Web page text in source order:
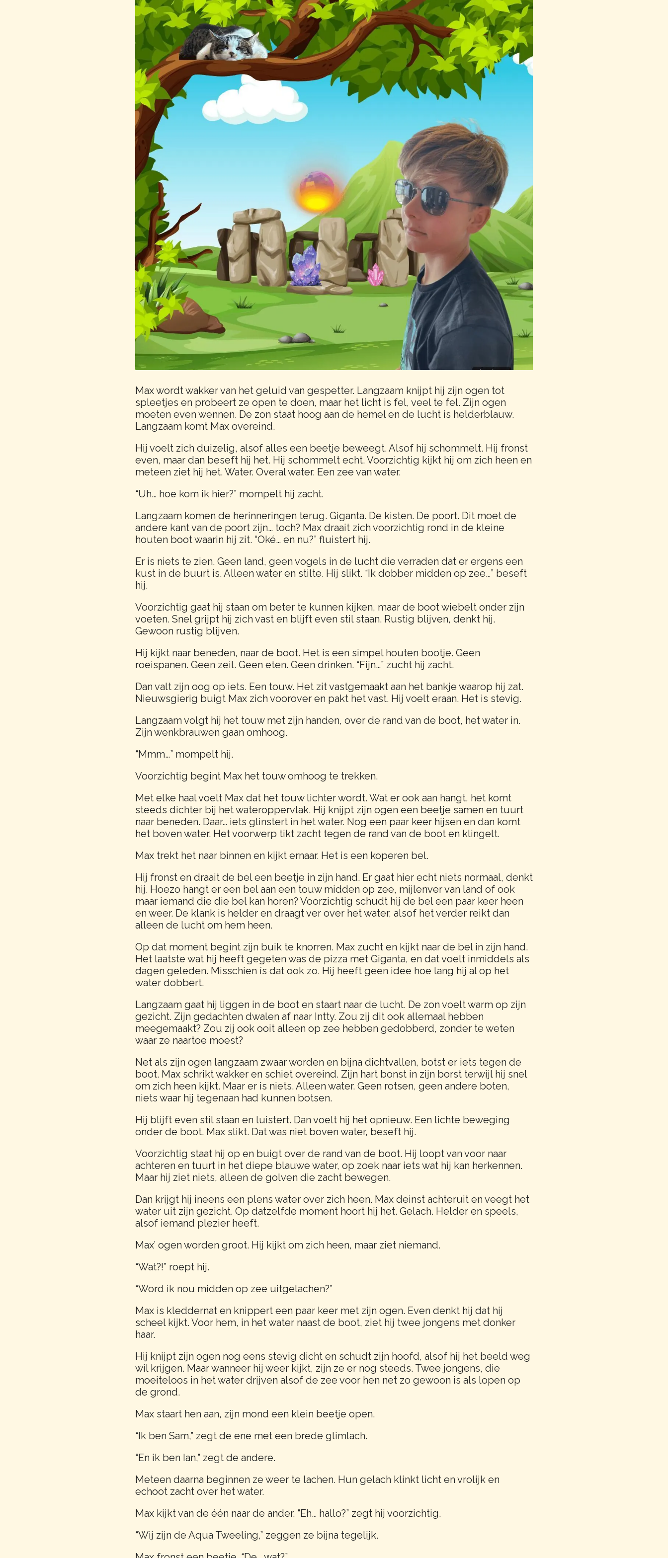
Max wordt wakker van het geluid van gespetter. Langzaam knijpt hij zijn ogen tot
spleetjes en probeert ze open te doen, maar het licht is fel, veel te fel. Zijn ogen
moeten even wennen. De zon staat hoog aan de hemel en de lucht is helderblauw.
Langzaam komt Max overeind.
Hij voelt zich duizelig, alsof alles een beetje beweegt. Alsof hij schommelt. Hij fronst
even, maar dan beseft hij het. Hij schommelt echt. Voorzichtig kijkt hij om zich heen en
meteen ziet hij het. Water. Overal water. Een zee van water.
“Uh… hoe kom ik hier?” mompelt hij zacht.
Langzaam komen de herinneringen terug. Giganta. De kisten. De poort. Dit moet de
andere kant van de poort zijn… toch? Max draait zich voorzichtig rond in de kleine
houten boot waarin hij zit. “Oké… en nu?” fluistert hij.
Er is niets te zien. Geen land, geen vogels in de lucht die verraden dat er ergens een
kust in de buurt is. Alleen water en stilte. Hij slikt. “Ik dobber midden op zee…” beseft
hij.
Voorzichtig gaat hij staan om beter te kunnen kijken, maar de boot wiebelt onder zijn
voeten. Snel grijpt hij zich vast en blijft even stil staan. Rustig blijven, denkt hij.
Gewoon rustig blijven.
Hij kijkt naar beneden, naar de boot. Het is een simpel houten bootje. Geen
roeispanen. Geen zeil. Geen eten. Geen drinken. “Fijn…” zucht hij zacht.
Dan valt zijn oog op iets. Een touw. Het zit vastgemaakt aan het bankje waarop hij zat.
Nieuwsgierig buigt Max zich voorover en pakt het vast. Hij voelt eraan. Het is stevig.
Langzaam volgt hij het touw met zijn handen, over de rand van de boot, het water in.
Zijn wenkbrauwen gaan omhoog.
“Mmm…” mompelt hij.
Voorzichtig begint Max het touw omhoog te trekken.
Met elke haal voelt Max dat het touw lichter wordt. Wat er ook aan hangt, het komt
steeds dichter bij het wateroppervlak. Hij knijpt zijn ogen een beetje samen en tuurt
naar beneden. Daar… iets glinstert in het water. Nog een paar keer hijsen en dan komt
het boven water. Het voorwerp tikt zacht tegen de rand van de boot en klingelt.
Max trekt het naar binnen en kijkt ernaar. Het is een koperen bel.
Hij fronst en draait de bel een beetje in zijn hand. Er gaat hier echt niets normaal, denkt
hij. Hoezo hangt er een bel aan een touw midden op zee, mijlenver van land of ook
maar iemand die die bel kan horen? Voorzichtig schudt hij de bel een paar keer heen
en weer. De klank is helder en draagt ver over het water, alsof het verder reikt dan
alleen de lucht om hem heen.
Op dat moment begint zijn buik te knorren. Max zucht en kijkt naar de bel in zijn hand.
Het laatste wat hij heeft gegeten was de pizza met Giganta, en dat voelt inmiddels als
dagen geleden. Misschien ís dat ook zo. Hij heeft geen idee hoe lang hij al op het
water dobbert.
Langzaam gaat hij liggen in de boot en staart naar de lucht. De zon voelt warm op zijn
gezicht. Zijn gedachten dwalen af naar Intty. Zou zij dit ook allemaal hebben
meegemaakt? Zou zij ook ooit alleen op zee hebben gedobberd, zonder te weten
waar ze naartoe moest?
Net als zijn ogen langzaam zwaar worden en bijna dichtvallen, botst er iets tegen de
boot. Max schrikt wakker en schiet overeind. Zijn hart bonst in zijn borst terwijl hij snel
om zich heen kijkt. Maar er is niets. Alleen water. Geen rotsen, geen andere boten,
niets waar hij tegenaan had kunnen botsen.
Hij blijft even stil staan en luistert. Dan voelt hij het opnieuw. Een lichte beweging
onder de boot. Max slikt. Dat was niet boven water, beseft hij.
Voorzichtig staat hij op en buigt over de rand van de boot. Hij loopt van voor naar
achteren en tuurt in het diepe blauwe water, op zoek naar iets wat hij kan herkennen.
Maar hij ziet niets, alleen de golven die zacht bewegen.
Dan krijgt hij ineens een plens water over zich heen. Max deinst achteruit en veegt het
water uit zijn gezicht. Op datzelfde moment hoort hij het. Gelach. Helder en speels,
alsof iemand plezier heeft.
Max’ ogen worden groot. Hij kijkt om zich heen, maar ziet niemand.
“Wat?!” roept hij.
“Word ik nou midden op zee uitgelachen?”
Max is kleddernat en knippert een paar keer met zijn ogen. Even denkt hij dat hij
scheel kijkt. Voor hem, in het water naast de boot, ziet hij twee jongens met donker
haar.
Hij knijpt zijn ogen nog eens stevig dicht en schudt zijn hoofd, alsof hij het beeld weg
wil krijgen. Maar wanneer hij weer kijkt, zijn ze er nog steeds. Twee jongens, die
moeiteloos in het water drijven alsof de zee voor hen net zo gewoon is als lopen op
de grond.
Max staart hen aan, zijn mond een klein beetje open.
“Ik ben Sam,” zegt de ene met een brede glimlach.
“En ik ben Ian,” zegt de andere.
Meteen daarna beginnen ze weer te lachen. Hun gelach klinkt licht en vrolijk en
echoot zacht over het water.
Max kijkt van de één naar de ander. “Eh… hallo?” zegt hij voorzichtig.
“Wij zijn de Aqua Tweeling,” zeggen ze bijna tegelijk.